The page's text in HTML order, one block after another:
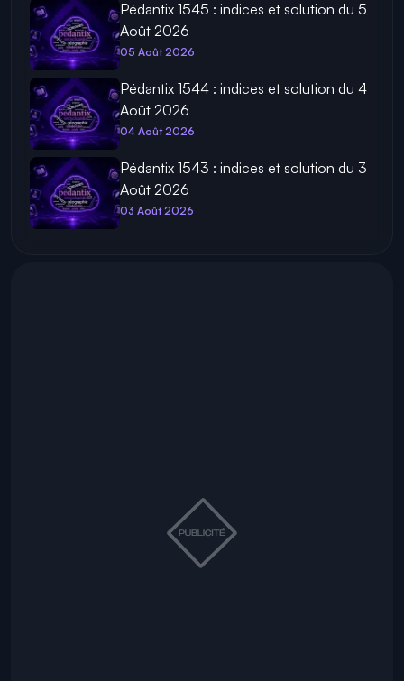
Pédantix 1545 : indices et solution du 5
Août 2026
05 Août 2026
Pédantix 1544 : indices et solution du 4
Août 2026
04 Août 2026
Pédantix 1543 : indices et solution du 3
Août 2026
03 Août 2026